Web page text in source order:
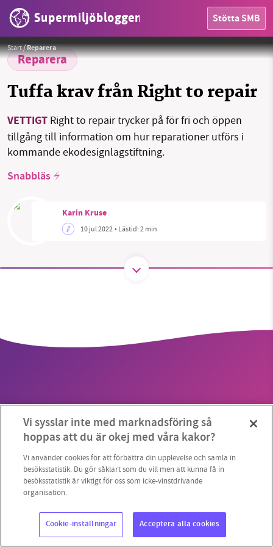
Supermiljöbloggen Stötta SMB
OMRÅDEN
MILJÖFAKTA
Threads
Start/Reparera
Reparera
Tuffa krav från Right to repair
VETTIGT Right to repair trycker på för fri och öppen
tillgång till information om hur reparationer utförs i
kommande ekodesignlagstiftning.
Snabbläs
Karin Kruse
10 jul 2022• Lästid:2 min
Foto:Chloé Mikolajczak
Copyright 2023 © Supermiljöbloggen Cookieinställningar
starten 2010 har vår ideella redaktion drivit
vill hjälpa oss.
Stötta vårt arbete genom att swisha en slant till
1231368703
Läs vad vi vill göra
Vi sysslar inte med marknadsföring så
hoppas att du är okej med våra kakor?
Vi använder cookies för att förbättra din upplevelse och samla in
besöksstatistik. Du gör såklart som du vill men att kunna få in
besöksstatistik är viktigt för oss som icke-vinstdrivande
organisation.
Cookie-inställningar Acceptera alla cookies